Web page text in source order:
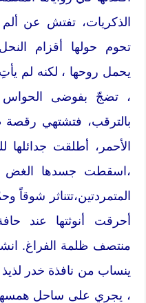
الذكريات، تفتش عن
تحوم حولها أقزام
يحمل روحها ، لكنه لم يأتِ .
، تضجّ بفوضى
بالترقب، فتشتهي رقصة
الأحمر، أطلقت
،اسقطت جسدها الغض
المتمردتين،تتناثر شوقاً
أحرقت أنوثتها عند
منتصف ظلمة الفراغ.
ينساب من نافذة خدر
، يجري على ساحل همسها